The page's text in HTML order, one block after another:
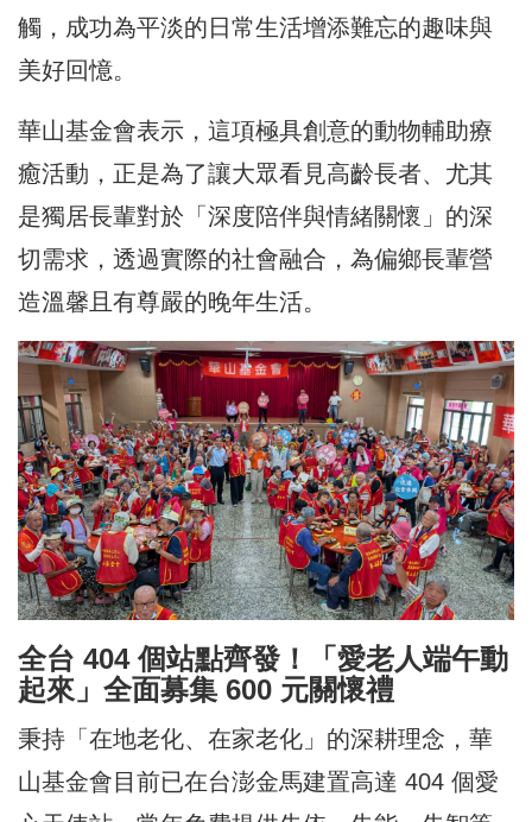
觸，成功為平淡的日常生活增添難忘的趣味與
美好回憶。
華山基金會表示，這項極具創意的動物輔助療
癒活動，正是為了讓大眾看見高齡長者、尤其
是獨居長輩對於「深度陪伴與情緒關懷」的深
切需求，透過實際的社會融合，為偏鄉長輩營
造溫馨且有尊嚴的晚年生活。
全台 404 個站點齊發！「愛老人端午動
起來」全面募集 600 元關懷禮
秉持「在地老化、在家老化」的深耕理念，華
山基金會目前已在台澎金馬建置高達 404 個愛